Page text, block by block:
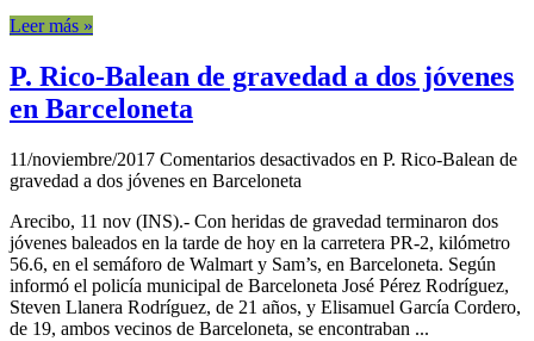
Leer más »
P. Rico-Balean de gravedad a dos jóvenes
en Barceloneta
11/noviembre/2017 Comentarios desactivados en P. Rico-Balean de
gravedad a dos jóvenes en Barceloneta
Arecibo, 11 nov (INS).- Con heridas de gravedad terminaron dos
jóvenes baleados en la tarde de hoy en la carretera PR-2, kilómetro
56.6, en el semáforo de Walmart y Sam’s, en Barceloneta. Según
informó el policía municipal de Barceloneta José Pérez Rodríguez,
Steven Llanera Rodríguez, de 21 años, y Elisamuel García Cordero,
de 19, ambos vecinos de Barceloneta, se encontraban ...